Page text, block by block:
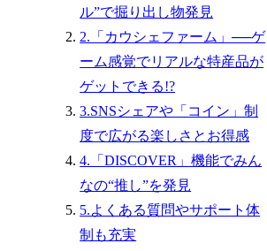
ル”で掘り出し物発見
2.「カウシェファーム」──ゲ
ーム感覚でリアルな特産品が
ゲットできる!?
3.SNSシェアや「コイン」制
度で広がる楽しさとお得感
4.「DISCOVER」機能でみん
なの“推し”を発見
5.よくある質問やサポート体
制も充実